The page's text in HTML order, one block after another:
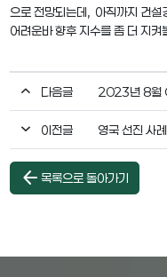
으로 전망되는데, 아직까지 건설
어려운바 향후 지수를 좀 더 지켜
다음글 2023년 8월
이전글
arrow_back 목록으로 돌아가기